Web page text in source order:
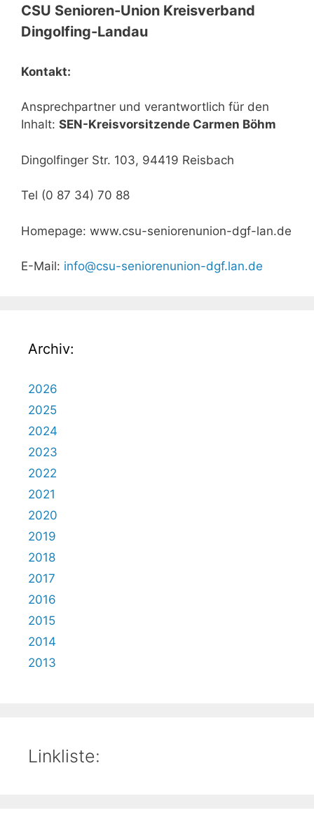
CSU Senioren-Union Kreisverband
Dingolfing-Landau
Kontakt:
Ansprechpartner und verantwortlich für den
Inhalt: SEN-Kreisvorsitzende Carmen Böhm
Dingolfinger Str. 103, 94419 Reisbach
Tel (0 87 34) 70 88
Homepage: www.csu-seniorenunion-dgf-lan.de
E-Mail: info@csu-seniorenunion-dgf.lan.de
Archiv:
2026
2025
2024
2023
2022
2021
2020
2019
2018
2017
2016
2015
2014
2013
Linkliste: